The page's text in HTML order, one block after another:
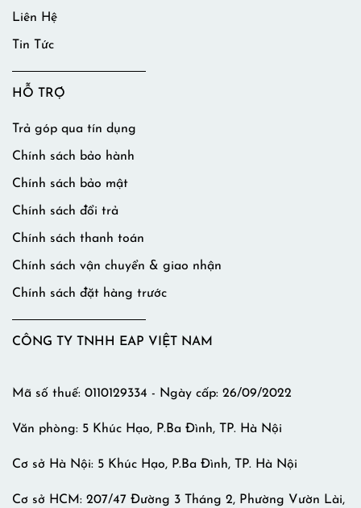
Liên Hệ
Tin Tức
HỖ TRỢ
Trả góp qua tín dụng
Chính sách bảo hành
Chính sách bảo mật
Chính sách đổi trả
Chính sách thanh toán
Chính sách vận chuyển & giao nhận
Chính sách đặt hàng trước
CÔNG TY TNHH EAP VIỆT NAM
Mã số thuế: 0110129334 - Ngày cấp: 26/09/2022
Văn phòng: 5 Khúc Hạo, P.Ba Đình, TP. Hà Nội
Cơ sở Hà Nội: 5 Khúc Hạo, P.Ba Đình, TP. Hà Nội
Cơ sở HCM: 207/47 Đường 3 Tháng 2, Phường Vườn Lài,